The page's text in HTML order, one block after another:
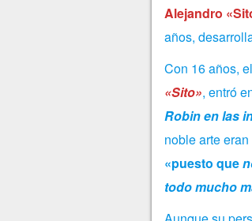
Alejandro
años,
Con 16 años,
«Sito», entró
Robin en las
noble arte
«puesto que
todo mucho